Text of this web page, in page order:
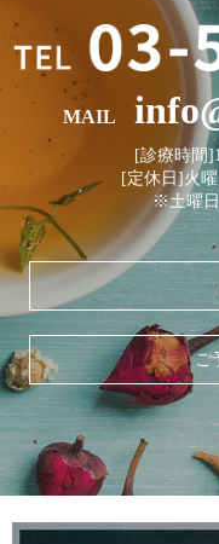
MAIL
[診療時間
[定休日]火
※土曜日
ご